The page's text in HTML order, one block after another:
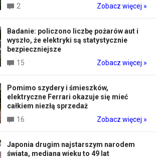
2
Zobacz więcej »
Badanie: policzono liczbę pożarów aut i
wyszło, że elektryki są statystycznie
bezpieczniejsze
15
Zobacz więcej »
Pomimo szydery i śmieszków,
elektryczne Ferrari okazuje się mieć
całkiem niezłą sprzedaż
16
Zobacz więcej »
Japonia drugim najstarszym narodem
świata, mediana wieku to 49 lat